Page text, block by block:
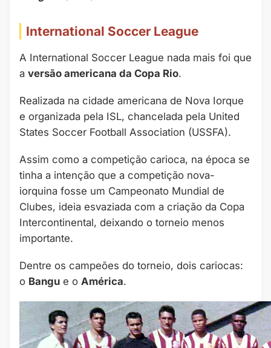
International Soccer League
A International Soccer League nada mais foi que
a versão americana da Copa Rio.
Realizada na cidade americana de Nova Iorque
e organizada pela ISL, chancelada pela United
States Soccer Football Association (USSFA).
Assim como a competição carioca, na época se
tinha a intenção que a competição nova-
iorquina fosse um Campeonato Mundial de
Clubes, ideia esvaziada com a criação da Copa
Intercontinental, deixando o torneio menos
importante.
Dentre os campeões do torneio, dois cariocas:
o Bangu e o América.